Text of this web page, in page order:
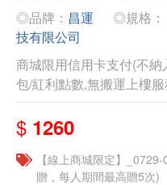
◎品牌： 昌運 ◎規格：
技有限公司
商城限用信用卡支付(不
包/紅利點數,無搬運上樓
$ 1260
【線上商城限定】
贈，每人期間最高贈5次)